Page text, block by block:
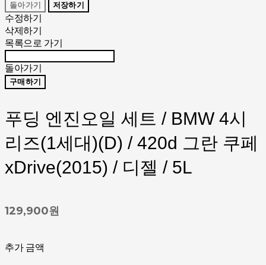
돌아가기 저장하기
수정하기
삭제하기
목록으로 가기
돌아가기
구매하기
푸딩 엔진오일 세트 / BMW 4시
리즈(1세대)(D) / 420d 그란 쿠페
xDrive(2015) / 디젤 / 5L
129,900원
추가 금액